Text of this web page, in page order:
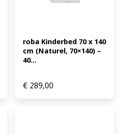
roba Kinderbed 70 x 140
cm (Naturel, 70×140) –
40...
€ 289,00